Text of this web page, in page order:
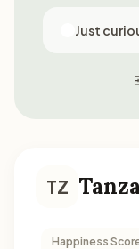
Just
TZ
Happiness